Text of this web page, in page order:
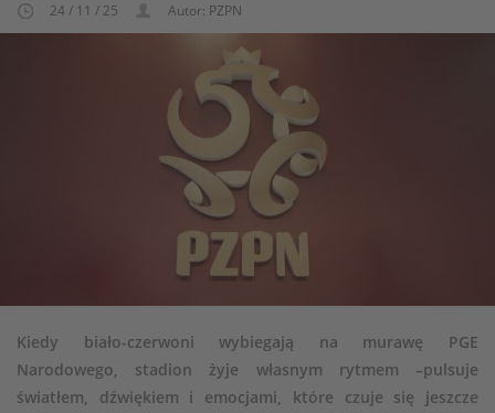
24 / 11 / 25 Autor: PZPN
Kiedy biało-czerwoni wybiegają na murawę PGE
Narodowego, stadion żyje własnym rytmem –pulsuje
światłem, dźwiękiem i emocjami, które czuje się jeszcze